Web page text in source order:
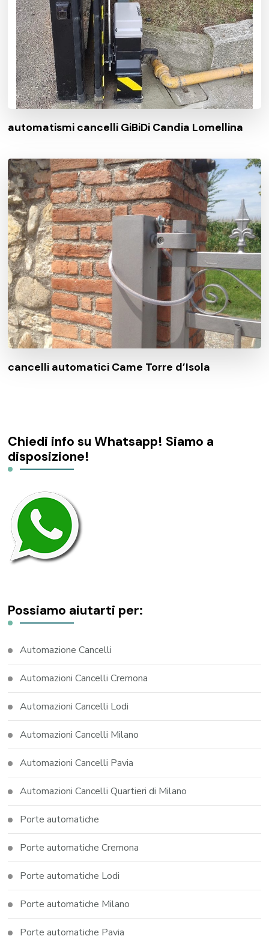
automatismi cancelli GiBiDi Candia Lomellina
cancelli automatici Came Torre d’Isola
Chiedi info su Whatsapp! Siamo a
disposizione!
Possiamo aiutarti per:
Automazione Cancelli
Automazioni Cancelli Cremona
Automazioni Cancelli Lodi
Automazioni Cancelli Milano
Automazioni Cancelli Pavia
Automazioni Cancelli Quartieri di Milano
Porte automatiche
Porte automatiche Cremona
Porte automatiche Lodi
Porte automatiche Milano
Porte automatiche Pavia